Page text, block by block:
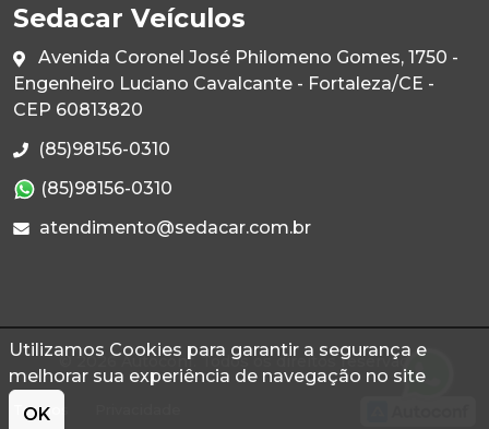
Utilizamos Cookies para garantir a segurança e
melhorar sua experiência de navegação no site
OK
Sedacar Veículos
Avenida Coronel José Philomeno Gomes, 1750 -
Engenheiro Luciano Cavalcante - Fortaleza/CE -
CEP 60813820
(85)98156-0310
(85)98156-0310
atendimento@sedacar.com.br
© 2026 Autoconf. Todos os direitos reservados.
Termos